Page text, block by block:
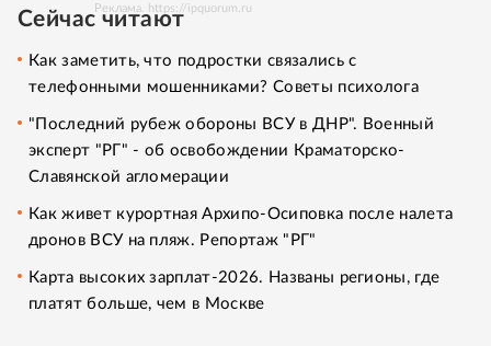
Реклама. https://ipquorum.ru
Сейчас читают
Как заметить, что подростки связались с
телефонными мошенниками? Советы психолога
"Последний рубеж обороны ВСУ в ДНР". Военный
эксперт "РГ" - об освобождении Краматорско-
Славянской агломерации
Как живет курортная Архипо-Осиповка после налета
дронов ВСУ на пляж. Репортаж "РГ"
Карта высоких зарплат-2026. Названы регионы, где
платят больше, чем в Москве